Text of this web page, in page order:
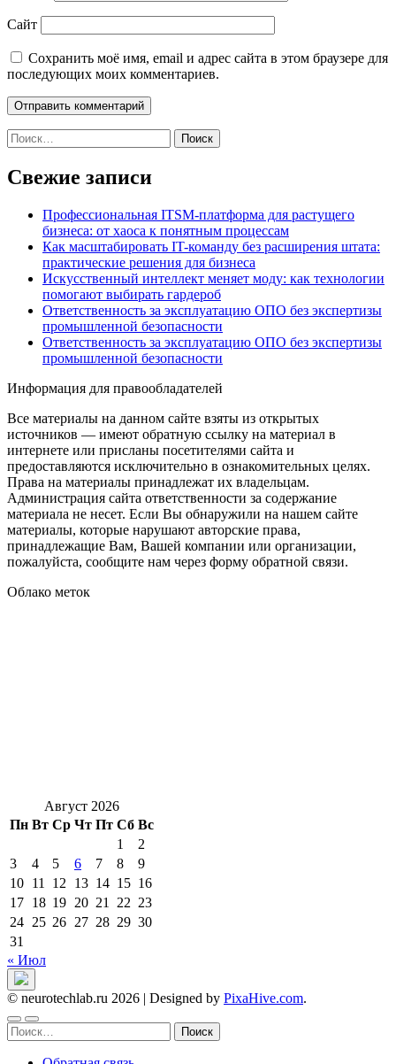
Сайт
Сохранить моё имя, email и адрес сайта в этом браузере для
последующих моих комментариев.
Найти:
Свежие записи
Профессиональная ITSM-платформа для растущего
бизнеса: от хаоса к понятным процессам
Как масштабировать IT-команду без расширения штата:
практические решения для бизнеса
Искусственный интеллект меняет моду: как технологии
помогают выбирать гардероб
Ответственность за эксплуатацию ОПО без экспертизы
промышленной безопасности
Ответственность за эксплуатацию ОПО без экспертизы
промышленной безопасности
Информация для правообладателей
Все материалы на данном сайте взяты из открытых
источников — имеют обратную ссылку на материал в
интернете или присланы посетителями сайта и
предоставляются исключительно в ознакомительных целях.
Права на материалы принадлежат их владельцам.
Администрация сайта ответственности за содержание
материала не несет. Если Вы обнаружили на нашем сайте
материалы, которые нарушают авторские права,
принадлежащие Вам, Вашей компании или организации,
пожалуйста, сообщите нам через форму обратной связи.
Облако меток
Август 2026
Пн Вт Ср Чт Пт Сб Вс
1
2
3
4 5 6 7 8
9
10 11 12 13 14 15 16
17 18 19 20 21 22 23
24 25 26 27 28 29 30
31
« Июл
© neurotechlab.ru 2026 | Designed by PixaHive.com.
Найти: